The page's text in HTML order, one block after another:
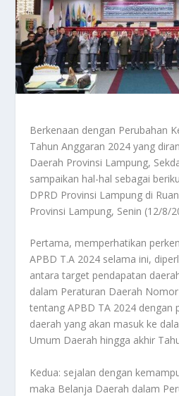
Berkenaan dengan Perubahan
Tahun Anggaran 2024 yang
Daerah Provinsi Lampung,
sampaikan hal-hal sebagai
DPRD Provinsi Lampung di
Provinsi Lampung, Senin (12/8/
Pertama, memperhatikan
APBD T.A 2024 selama ini,
antara target pendapatan
dalam Peraturan Daerah
tentang APBD TA 2024 dengan
daerah yang akan masuk ke
Umum Daerah hingga akhir
Kedua: sejalan dengan
maka Belanja Daerah dalam